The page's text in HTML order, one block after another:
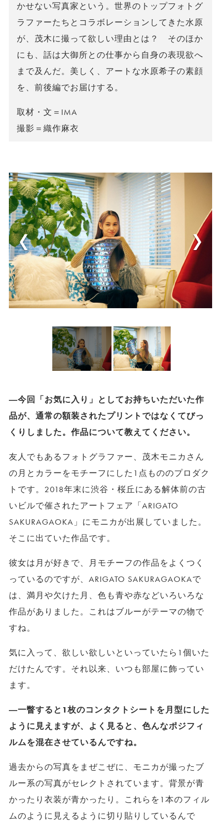
かせない写真家という。世界のトップフォトグ
ラファーたちとコラボレーションしてきた水原
が、茂木に撮って欲しい理由とは？ そのほか
にも、話は大御所との仕事から自身の表現欲へ
まで及んだ。美しく、アートな水原希子の素顔
を、前後編でお届けする。
取材・文＝IMA
撮影＝織作麻衣
―今回「お気に入り」としてお持ちいただいた作
品が、通常の額装されたプリントではなくてびっ
くりしました。作品について教えてください。
友人でもあるフォトグラファー、茂木モニカさん
の月とカラーをモチーフにした1点もののプロダク
トです。2018年末に渋谷・桜丘にある解体前の古
いビルで催されたアートフェア「ARIGATO
SAKURAGAOKA」にモニカが出展していました。
そこに出ていた作品です。
彼女は月が好きで、月モチーフの作品をよくつく
っているのですが、ARIGATO SAKURAGAOKAで
は、満月や欠けた月、色も青や赤などいろいろな
作品がありました。これはブルーがテーマの物で
すね。
気に入って、欲しい欲しいといっていたら1個いた
だけたんです。それ以来、いつも部屋に飾ってい
ます。
―一瞥すると1枚のコンタクトシートを月型にした
ように見えますが、よく見ると、色んなポジフィ
ルムを混在させているんですね。
過去からの写真をまぜこぜに、モニカが撮ったブ
ルー系の写真がセレクトされています。背景が青
かったり衣装が青かったり。これらを1本のフィル
ムのように見えるように切り貼りしているんで